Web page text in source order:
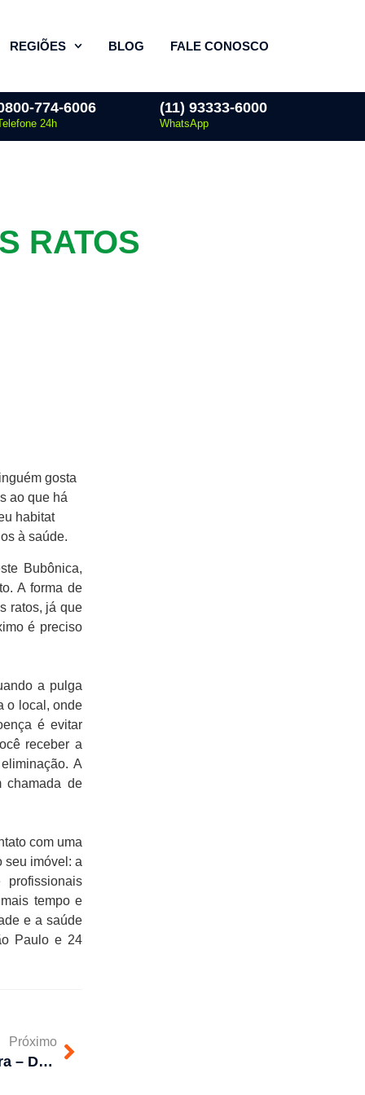
REGIÕES BLOG FALE CONOSCO
774-6006
24h
(11) 93333-6000
WhatsApp
RATOS
gosta
ao que há
habitat
à saúde.
Bubônica,
A forma de
ratos, já que
é preciso
a pulga
o local, onde
é evitar
receber a
A
chamada de
com uma
seu imóvel: a
profissionais
tempo e
e a saúde
Paulo e 24
Próximo
Limpeza de Caixa de Gordura – Deixe Conosco